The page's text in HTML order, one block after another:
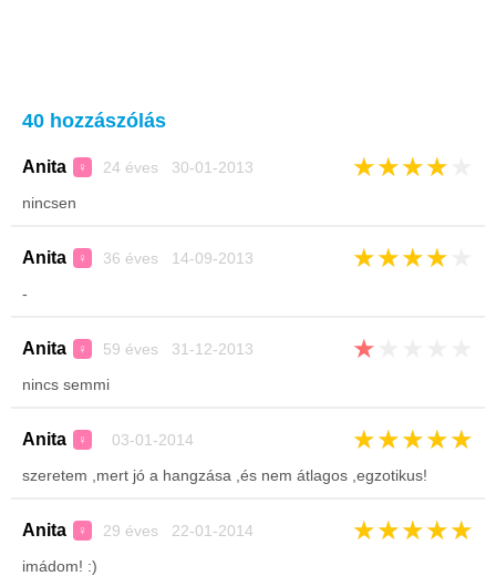
40 hozzászólás
Anita ♀ 24 éves 30-01-2013 ★★★★
nincsen
Anita ♀ 36 éves 14-09-2013 ★★★★
-
Anita ♀ 59 éves 31-12-2013 ★
nincs semmi
Anita ♀ 03-01-2014 ★★★★★
szeretem ,mert jó a hangzása ,és nem átlagos ,egzotikus!
Anita ♀ 29 éves 22-01-2014 ★★★★★
imádom! :)